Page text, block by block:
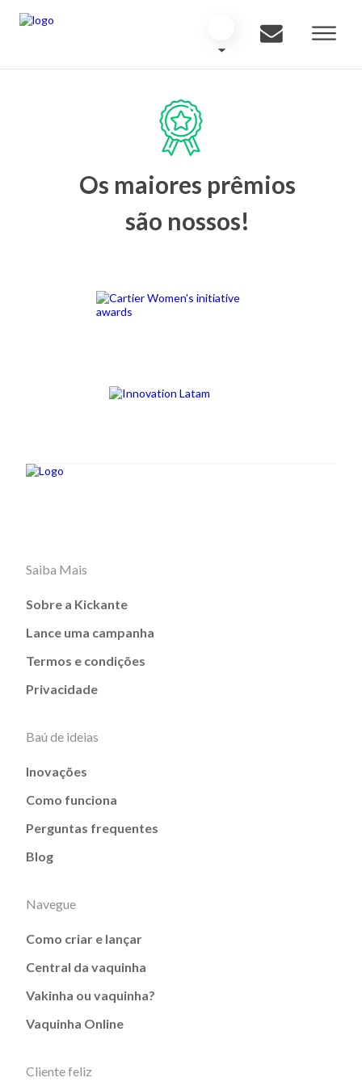
Os maiores prêmios
são nossos!
Saiba Mais
Sobre a Kickante
Lance uma campanha
Termos e condições
Privacidade
Baú de ideias
Inovações
Como funciona
Perguntas frequentes
Blog
Navegue
Como criar e lançar
Central da vaquinha
Vakinha ou vaquinha?
Vaquinha Online
Cliente feliz